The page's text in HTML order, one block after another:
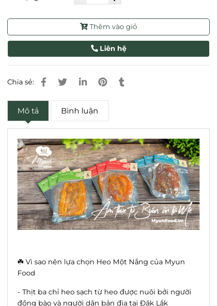
Thêm vào giỏ
Liên hệ
Chia sẻ:
Mô tả Bình luận
☘️ Vì sao nên lựa chọn Heo Một Nắng của Myun
Food
- Thịt ba chỉ heo sạch từ heo được nuôi bởi người
đồng bào và người dân bản địa tại Đăk Lắk